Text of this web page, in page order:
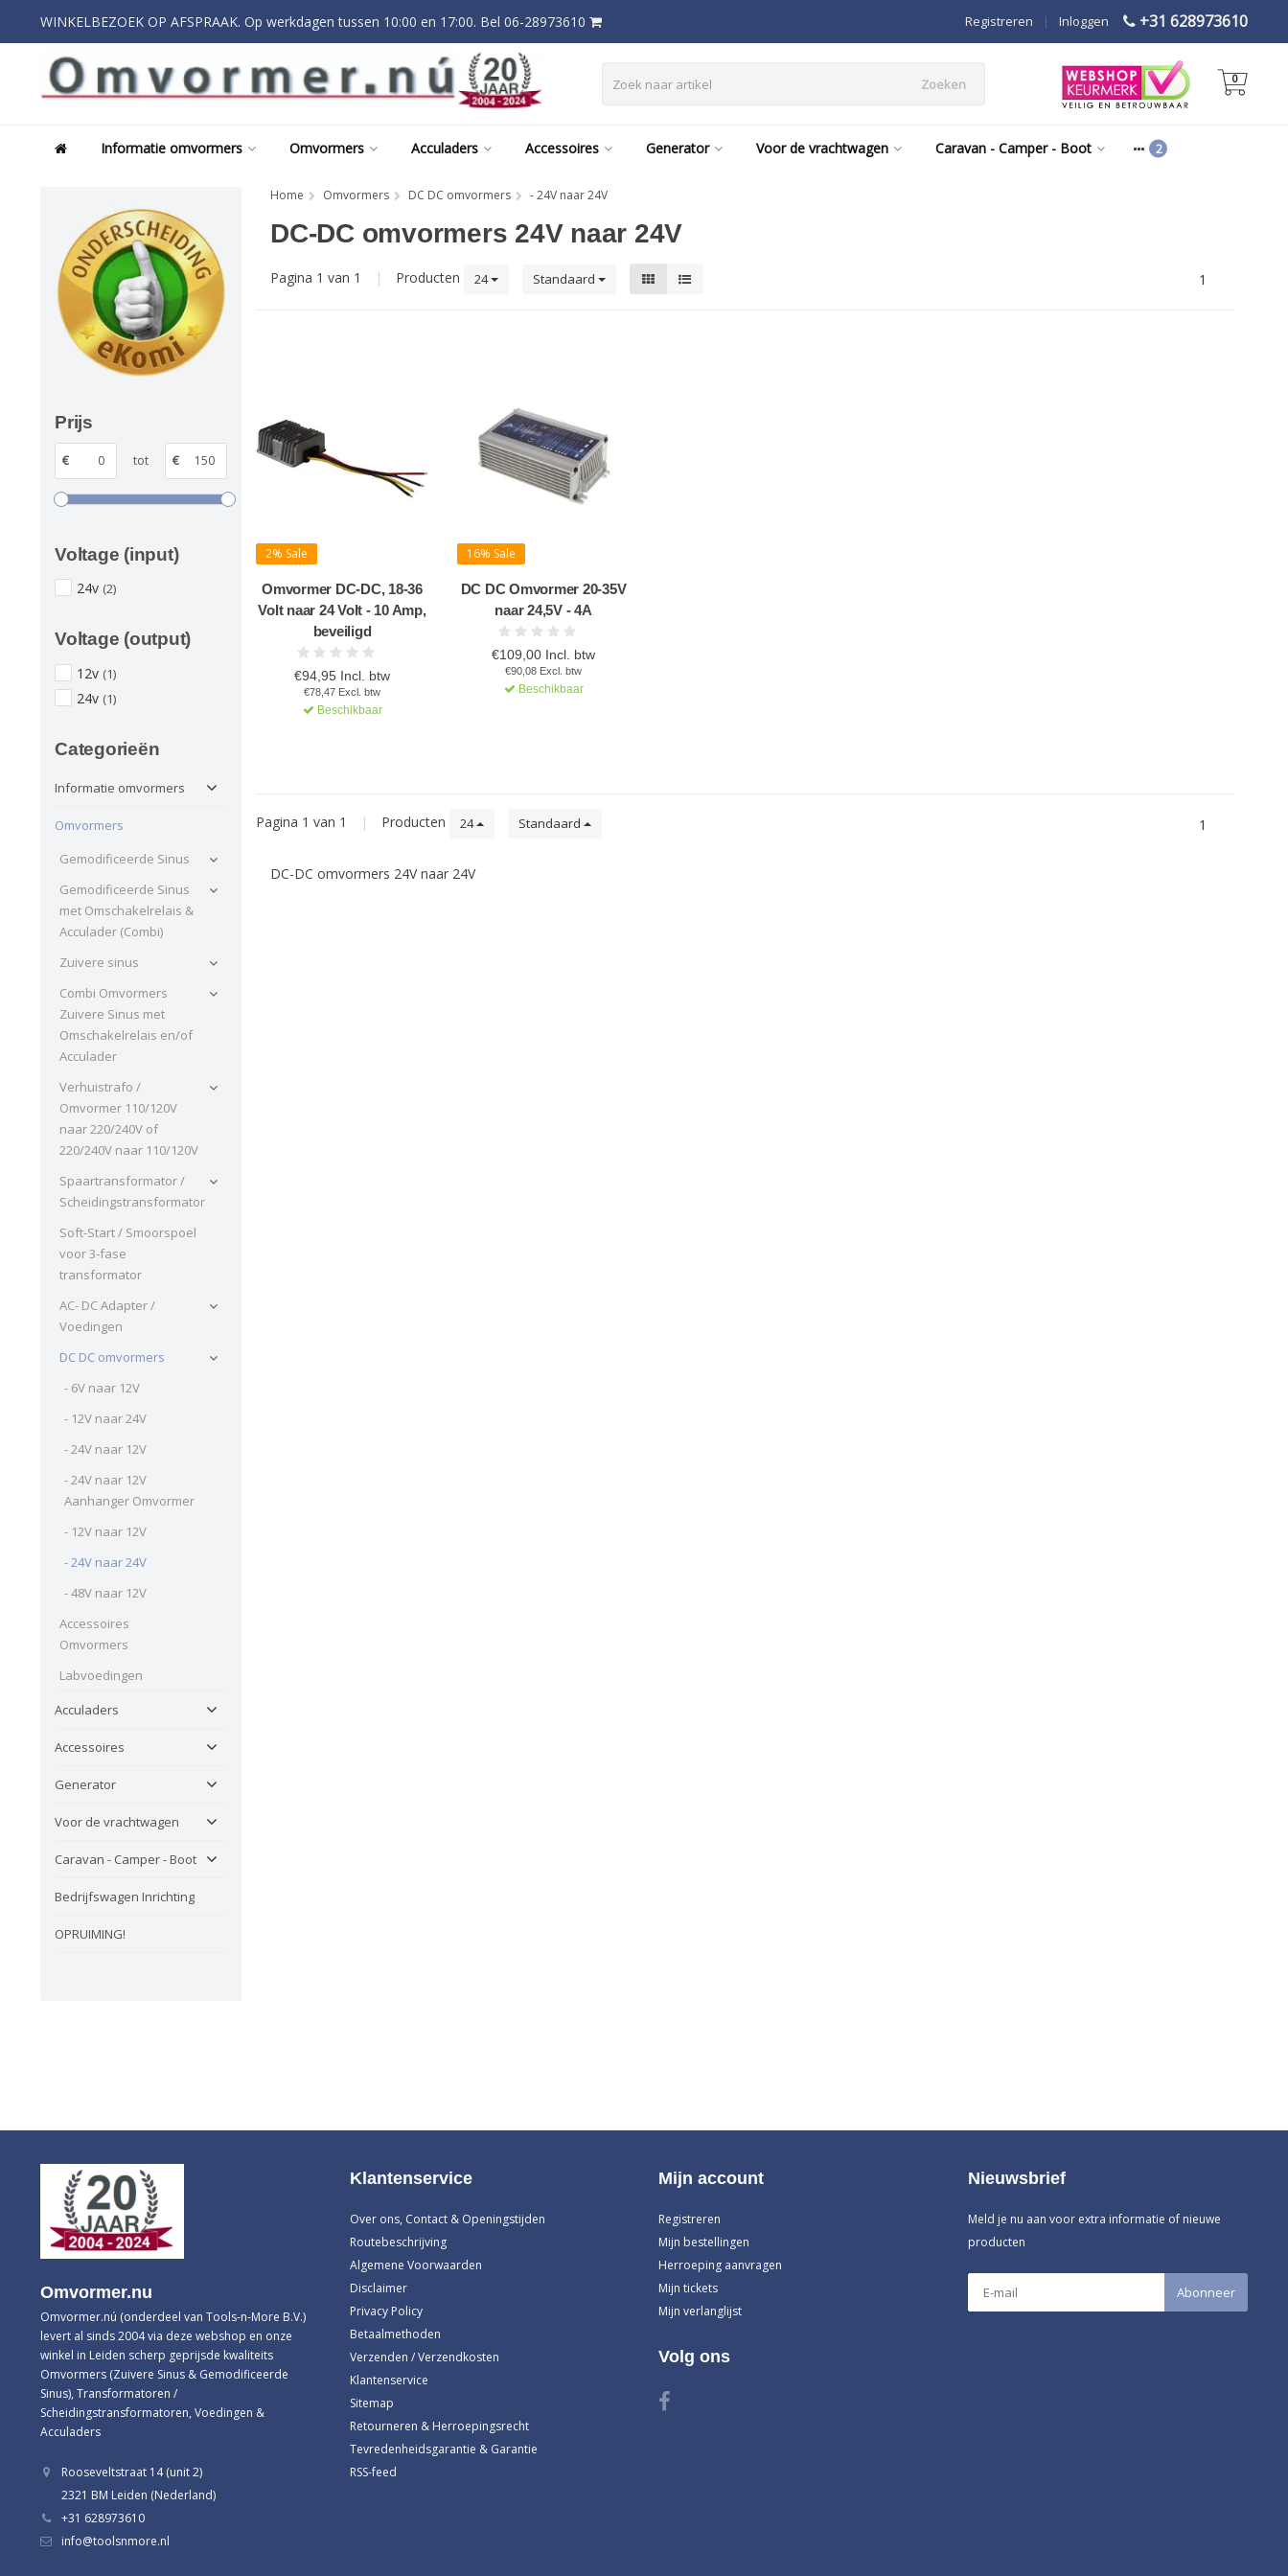
WINKELBEZOEK OP AFSPRAAK. Op werkdagen tussen 10:00 en 17:00. Bel 06-28973610 +31 628973610
Inloggen
|
Registreren
Zoeken 0
Informatie omvormers Omvormers Acculaders Accessoires Generator Voor de vrachtwagen Caravan - Camper - Boot
Prijs
€ tot €
Voltage (input)
24v (2)
Voltage (output)
12v (1)
24v (1)
Categorieën
Informatie omvormers
Omvormers
Gemodificeerde Sinus
Gemodificeerde Sinus
met Omschakelrelais &
Acculader (Combi)
Zuivere sinus
Combi Omvormers
Zuivere Sinus met
Omschakelrelais en/of
Acculader
Verhuistrafo /
Omvormer 110/120V
naar 220/240V of
220/240V naar 110/120V
Spaartransformator /
Scheidingstransformator
Soft-Start / Smoorspoel
voor 3-fase
transformator
AC- DC Adapter /
Voedingen
DC DC omvormers
- 6V naar 12V
- 12V naar 24V
- 24V naar 12V
- 24V naar 12V
Aanhanger Omvormer
- 12V naar 12V
- 24V naar 24V
- 48V naar 12V
Accessoires
Omvormers
Labvoedingen
Acculaders
Accessoires
Generator
Voor de vrachtwagen
Caravan - Camper - Boot
Bedrijfswagen Inrichting
OPRUIMING!
Home Omvormers DC DC omvormers - 24V naar 24V
DC-DC omvormers 24V naar 24V
Pagina 1 van 1 | Producten 24 Standaard 1
2% Sale
Omvormer DC-DC, 18-36
Volt naar 24 Volt - 10 Amp,
beveiligd
€94,95 Incl. btw
€78,47 Excl. btw
Beschikbaar
16% Sale
DC DC Omvormer 20-35V
naar 24,5V - 4A
€109,00 Incl. btw
€90,08 Excl. btw
Beschikbaar
Pagina 1 van 1 | Producten 24 Standaard 1
DC-DC omvormers 24V naar 24V
Omvormer.nu
Omvormer.nú (onderdeel van Tools-n-More B.V.)
levert al sinds 2004 via deze webshop en onze
winkel in Leiden scherp geprijsde kwaliteits
Omvormers (Zuivere Sinus & Gemodificeerde
Sinus), Transformatoren /
Scheidingstransformatoren, Voedingen &
Acculaders
Rooseveltstraat 14 (unit 2)
2321 BM Leiden (Nederland)
+31 628973610
info@toolsnmore.nl
Klantenservice
Over ons, Contact & Openingstijden
Routebeschrijving
Algemene Voorwaarden
Disclaimer
Privacy Policy
Betaalmethoden
Verzenden / Verzendkosten
Klantenservice
Sitemap
Retourneren & Herroepingsrecht
Tevredenheidsgarantie & Garantie
RSS-feed
Mijn account
Registreren
Mijn bestellingen
Herroeping aanvragen
Mijn tickets
Mijn verlanglijst
Volg ons
Nieuwsbrief
Meld je nu aan voor extra informatie of nieuwe
producten
Abonneer